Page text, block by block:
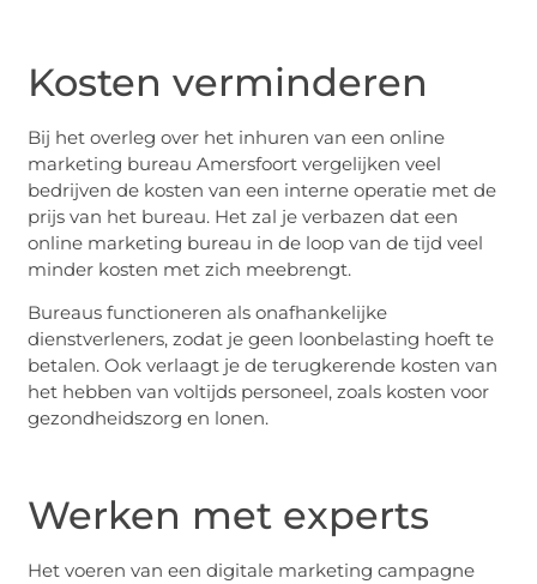
Kosten verminderen
Bij het overleg over het inhuren van een online
marketing bureau Amersfoort vergelijken veel
bedrijven de kosten van een interne operatie met de
prijs van het bureau. Het zal je verbazen dat een
online marketing bureau in de loop van de tijd veel
minder kosten met zich meebrengt.
Bureaus functioneren als onafhankelijke
dienstverleners, zodat je geen loonbelasting hoeft te
betalen. Ook verlaagt je de terugkerende kosten van
het hebben van voltijds personeel, zoals kosten voor
gezondheidszorg en lonen.
Werken met experts
Het voeren van een digitale marketing campagne